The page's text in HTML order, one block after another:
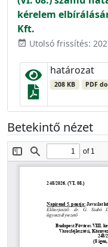
kérelem
Kft.
event_available Utolsó frissítés:
határozat
208 KB PDF
Betekintő nézet